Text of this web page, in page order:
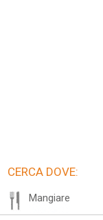
CERCA DOVE:
Mangiare